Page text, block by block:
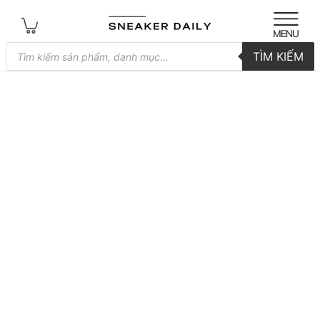
Tìm
kiếm
sản
TÌM KIẾM